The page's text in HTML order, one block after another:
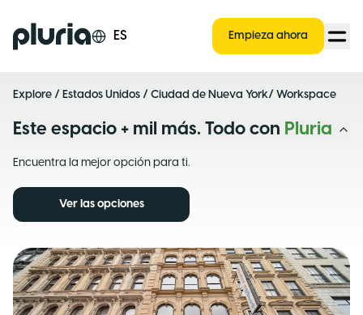
Logo Pluria ES Empieza ahora
Explore / Estados Unidos / Ciudad de Nueva York/ Workspace
Este espacio + mil más. Todo con Pluria
Encuentra la mejor opción para ti.
Ver las opciones